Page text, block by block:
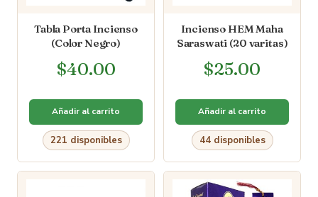
Tabla Porta Incienso
(Color Negro)
$40.00
Añadir al carrito
221 disponibles
Incienso HEM Maha
Saraswati (20 varitas)
$25.00
Añadir al carrito
44 disponibles